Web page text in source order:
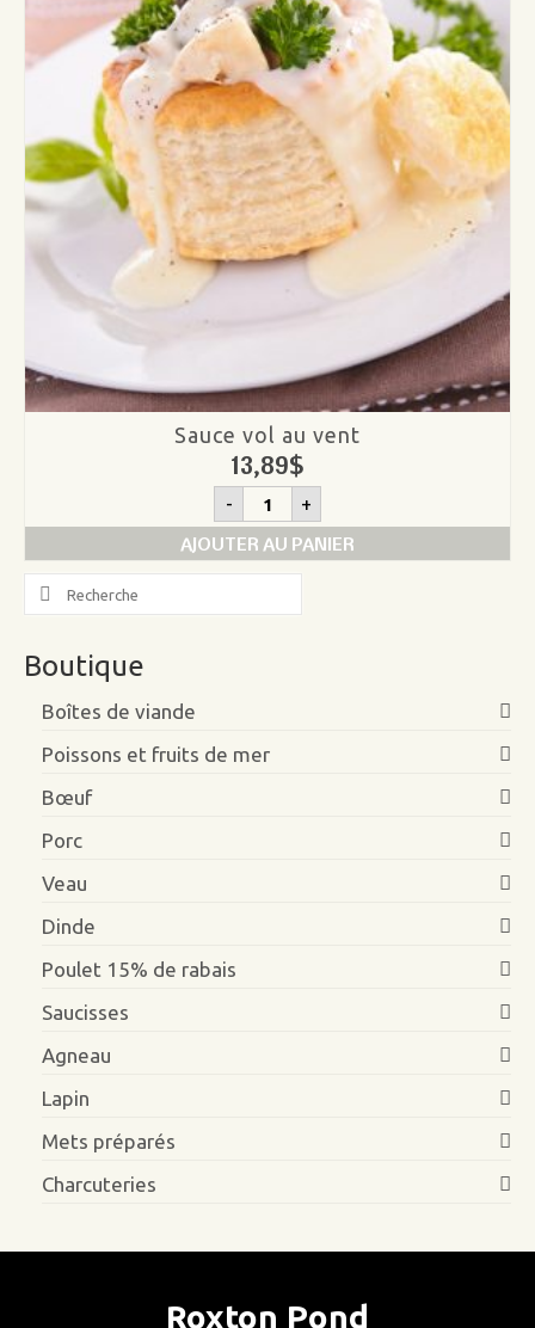
Sauce vol au vent
13,89$
- quantité
de
Sauce
vol
au
+
AJOUTER AU PANIER
Search
for:
Boutique
Boîtes de viande
Poissons et fruits de mer
Bœuf
Porc
Veau
Dinde
Poulet 15% de rabais
Saucisses
Agneau
Lapin
Mets préparés
Charcuteries
Roxton Pond